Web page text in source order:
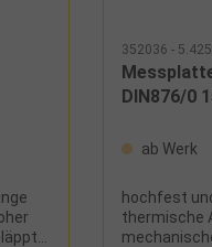
352036 -
DIN876/0
ab Werk
hochfest
thermische